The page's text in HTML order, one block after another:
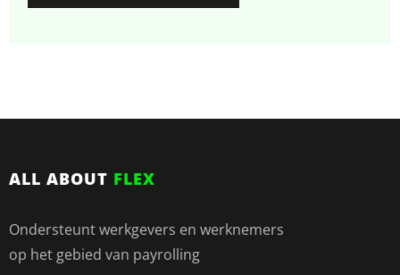
ALL ABOUT FLEX
Ondersteunt werkgevers en werknemers
op het gebied van payrolling